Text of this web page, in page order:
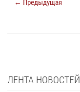
← Предыдущая
ЛЕНТА НОВОСТЕЙ